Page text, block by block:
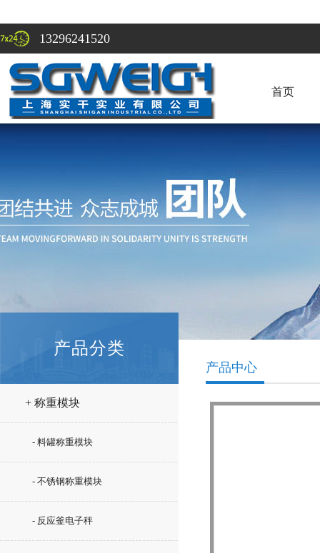
13296241520
首页
产品分类
+ 称重模块
- 料罐称重模块
- 不锈钢称重模块
- 反应釜电子秤
产品中心